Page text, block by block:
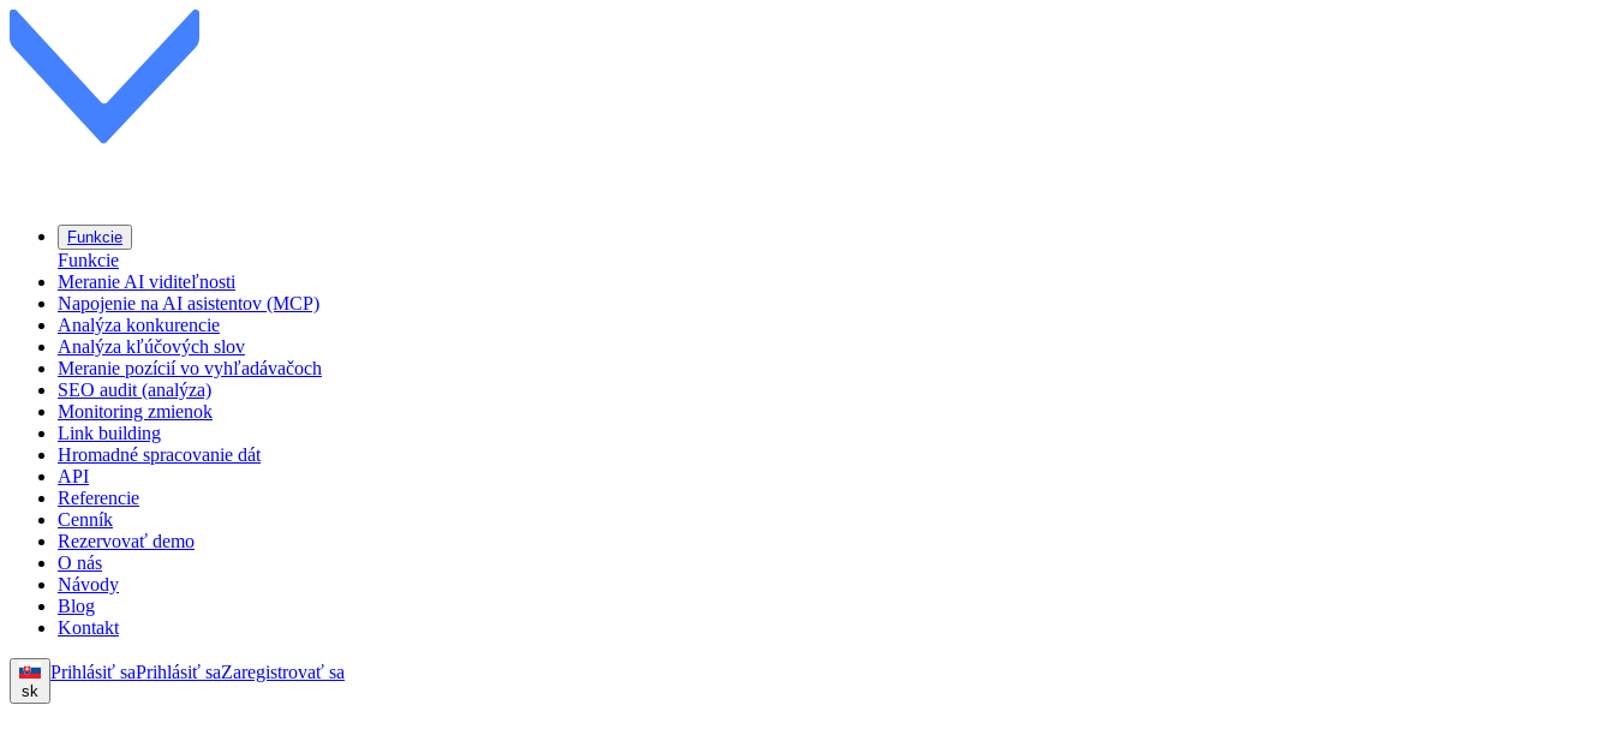
Funkcie
Funkcie
Meranie AI viditeľnosti
Napojenie na AI asistentov (MCP)
Analýza konkurencie
Analýza kľúčových slov
Meranie pozícií vo vyhľadávačoch
SEO audit (analýza)
Monitoring zmienok
Link building
Hromadné spracovanie dát
API
Referencie
Cenník
Rezervovať demo
O nás
Návody
Blog
Kontakt
sk
Prihlásiť saPrihlásiť saZaregistrovať sa